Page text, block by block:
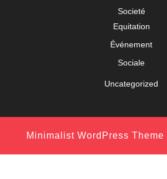
Societé
Equitation
Événement
Sociale
Uncategorized
Minimalist WordPress Theme